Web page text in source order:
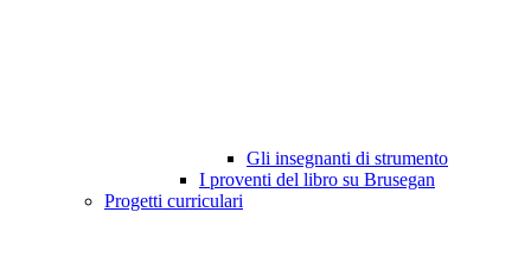
Gli insegnanti di strumento
I proventi del libro su Brusegan
Progetti curriculari